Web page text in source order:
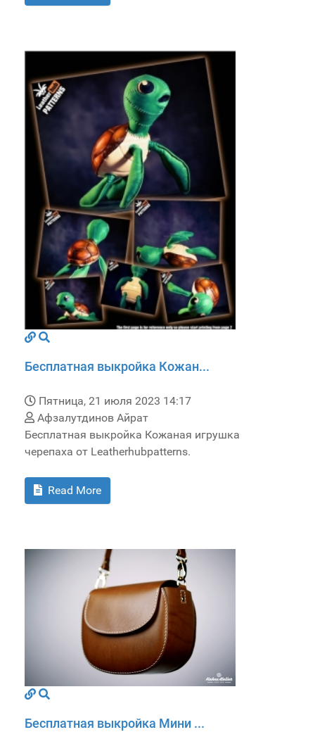
Бесплатная выкройка Кожан...
Пятница, 21 июля 2023 14:17
Афзалутдинов Айрат
Бесплатная выкройка Кожаная игрушка
черепаха от Leatherhubpatterns.
Read More
Бесплатная выкройка Мини ...